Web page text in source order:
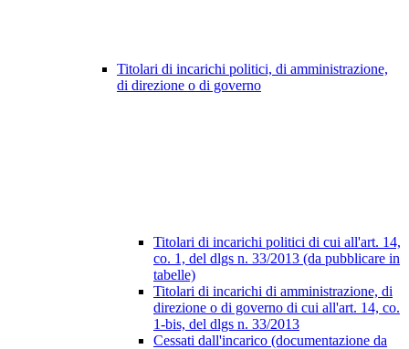
Titolari di incarichi politici, di amministrazione,
di direzione o di governo
Titolari di incarichi politici di cui all'art. 14,
co. 1, del dlgs n. 33/2013 (da pubblicare in
tabelle)
Titolari di incarichi di amministrazione, di
direzione o di governo di cui all'art. 14, co.
1-bis, del dlgs n. 33/2013
Cessati dall'incarico (documentazione da